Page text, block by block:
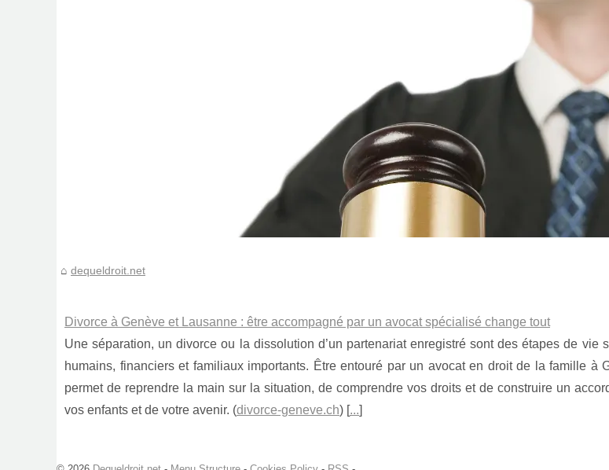
dequeldroit.net
Divorce à Genève et Lausanne : être accompagné par un avocat spécialisé change tout
Une séparation, un divorce ou la dissolution d’un partenariat enregistré sont des étapes de vie
humains, financiers et familiaux importants. Être entouré par un avocat en droit de la famille à
permet de reprendre la main sur la situation, de comprendre vos droits et de construire un
vos enfants et de votre avenir. (divorce-geneve.ch) [...]